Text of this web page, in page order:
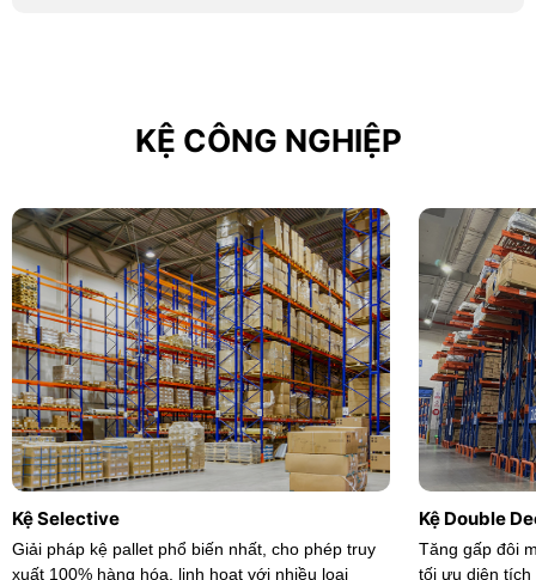
KỆ CÔNG NGHIỆP
Kệ Selective
Giải pháp kệ pallet phổ biến nhất, cho phép truy
xuất 100% hàng hóa, linh hoạt với nhiều loại
Kệ Double
Tăng gấp đôi
tối ưu diện tích